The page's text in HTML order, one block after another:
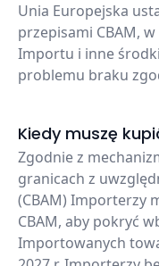
Unia Europejska
przepisami CBAM,
Importu i inne
problemu braku
Kiedy muszę
Zgodnie z
granicach z
(CBAM) Importerzy
CBAM, aby pokryć
Importowanych